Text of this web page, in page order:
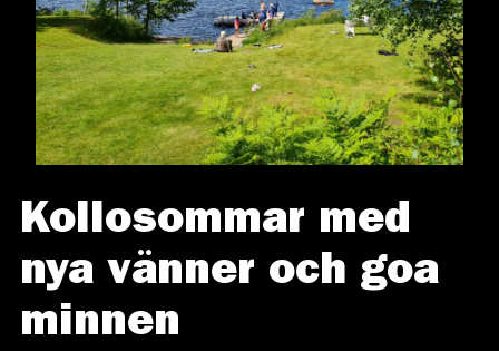
Kollosommar med
nya vänner och goa
minnen